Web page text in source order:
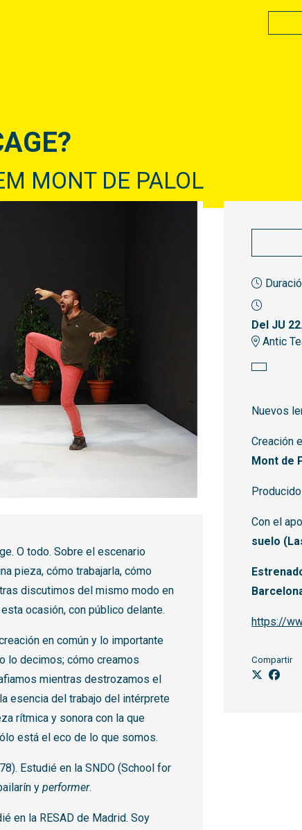
MONT DE PALOL
Del JU
Antic
Nuevos
Creación
Mont de
Con el
suelo
https://
Compartir
O todo. Sobre el escenario
pieza, cómo trabajarla, cómo
discutimos del mismo modo en
ocasión, con público delante.
en común y lo importante
lo decimos; cómo creamos
mientras destrozamos el
esencia del trabajo del intérprete
rítmica y sonora con la que
está el eco de lo que somos.
Estudié en la SNDO (School for
y performer.
en la RESAD de Madrid. Soy